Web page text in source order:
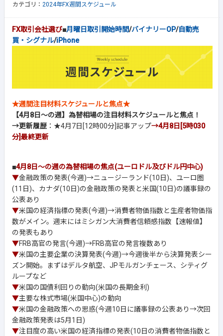
カテゴリ： 2024年FX週間スケジュール
FX取引会社選び■月曜日取引開始時間/バイナリーOP/自動売
買・シグナル/iPhone
★週間注目材料スケジュールと焦点★
【4月8日～の週】為替相場の注目材料スケジュールと焦点！
→更新履歴 ：★4月7日[12時00分]記事アップ→4月8日[5時030
分]最終更新
■4月8日～の週の為替相場の焦点(ユーロドル及びドル円中心)
▼金融政策の発表(今週)→ニュージーランド(10日)、ユーロ圏
(11日)、カナダ(10日)の金融政策の発表と米国(10日)の議事録の
公表あり
▼米国の経済指標の発表(今週)→消費者物価指数と生産者物価指
数がメイン。週末にはミシガン大消費者信頼感指数【速報値】
の発表もあり
▼FRB高官の発言(今週)→FRB高官の発言複数あり
▼米国の主要企業の決算発表(今週)→今週後半から決算発表シー
ズン開始。まずはデルタ航空、JPモルガンチェース、シティグ
ループなど
▼米国の国債利回りの動向(米国の長期金利)
▼主要な株式市場(米国中心)の動向
▼米国の金融政策への思惑(今週10日に議事録の公表あり→次回
金融政策発表は5月1日)
▼注目度の高い米国の経済指標の発表(10日の消費者物価指数と